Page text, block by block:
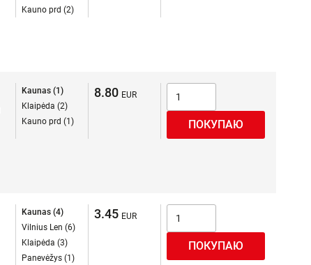
Kauno prd (2)
Kaunas (1)
Klaipėda (2)
Kauno prd (1)
8.80
Kaunas (4)
Vilnius Len (6)
Klaipėda (3)
Panevėžys (1)
3.45